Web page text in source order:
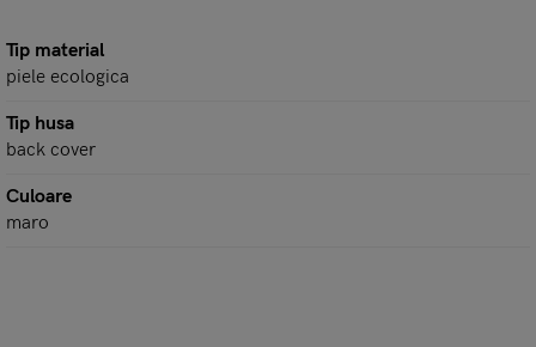
Tip material
piele ecologica
Tip husa
back cover
Culoare
maro